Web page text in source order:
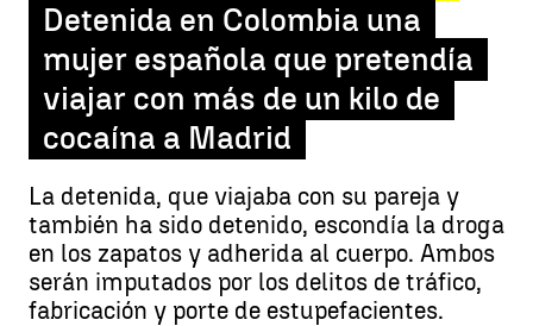
Detenida en Colombia una
mujer española que pretendía
viajar con más de un kilo de
cocaína a Madrid
La detenida, que viajaba con su pareja y
también ha sido detenido, escondía la droga
en los zapatos y adherida al cuerpo. Ambos
serán imputados por los delitos de tráfico,
fabricación y porte de estupefacientes.